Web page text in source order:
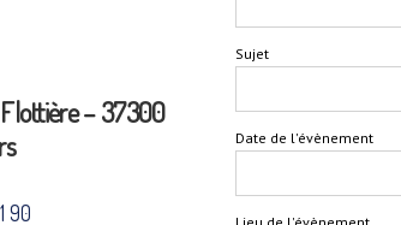
– 37300
90
Sujet
Date de l'évènement